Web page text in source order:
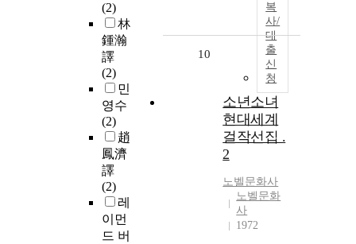
(2)
林
鍾瀚
譯
(2)
민
영수
(2)
趙
鳳濟
譯
(2)
레
이먼
드 버
복
사/
대
출
신
청
10
소년소녀
현대세계
걸작선집 .
2
노벨문화사
노벨문화
사
1972